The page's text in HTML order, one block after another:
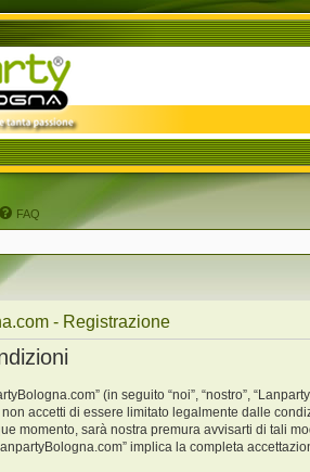
FAQ
- Registrazione
(in seguito “noi”, “nostro”,
accetti di essere limitato legalmente dalle
momento, sarà nostra premura avvisarti di tali
implica la completa